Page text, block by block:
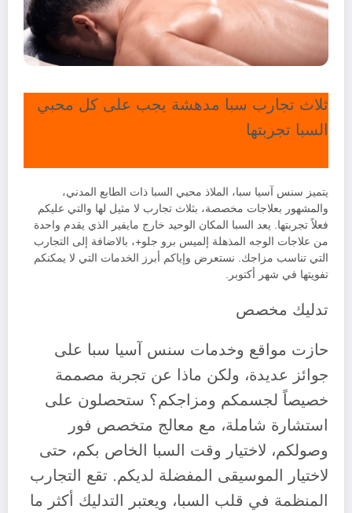
ثلاث تجارب سبا مدهشة يجب على كل محبي
السبا تجربتها
يتميز سنس آسيا سبا، الملاذ محبي السبا ذات الطابع المدني،
والمشهور بعلاجات مخصصة، بثلاث تجارب لا مثيل لها والتي عليكم
فعلاً تجربتها. يعد السبا المكان الوحيد خارج مايفير الذي يقدم واحدة
من علاجات الوجه المذهلة إلميس برو جلو+، بالاضافة إلى التجارب
التي تناسب مزاجك. نستعرض وإياكم أبرز الخدمات التي لا يمكنكم
تفويتها في شهر أكتوبر.
تدليك مخصص
حازت مواقع وخدمات سنس آسيا سبا على
جوائز عديدة، ولكن ماذا عن تجربة مصممة
خصيصاً لجسمكم ومزاجكم؟ ستحصلون على
استشارة شاملة، مع معالج متخصص فور
وصولكم، لاختيار وقت السبا الخاص بكم، حتى
لاختيار الموسيقى المفضلة لديكم. تقع التجارب
المنظمة في قلب السبا، ويعتبر التدليك أكثر ما